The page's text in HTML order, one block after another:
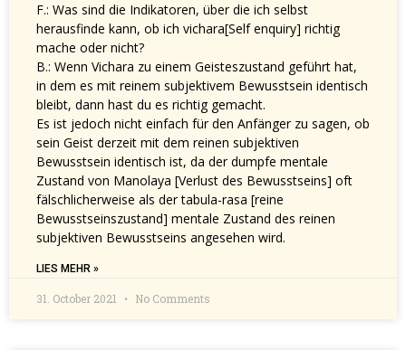
F.: Was sind die Indikatoren, über die ich selbst
herausfinde kann, ob ich vichara[Self enquiry] richtig
mache oder nicht?
B.: Wenn Vichara zu einem Geisteszustand geführt hat,
in dem es mit reinem subjektivem Bewusstsein identisch
bleibt, dann hast du es richtig gemacht.
Es ist jedoch nicht einfach für den Anfänger zu sagen, ob
sein Geist derzeit mit dem reinen subjektiven
Bewusstsein identisch ist, da der dumpfe mentale
Zustand von Manolaya [Verlust des Bewusstseins] oft
fälschlicherweise als der tabula-rasa [reine
Bewusstseinszustand] mentale Zustand des reinen
subjektiven Bewusstseins angesehen wird.
LIES MEHR »
31. October 2021 No Comments